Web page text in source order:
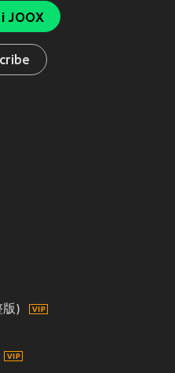
JOOX
版)